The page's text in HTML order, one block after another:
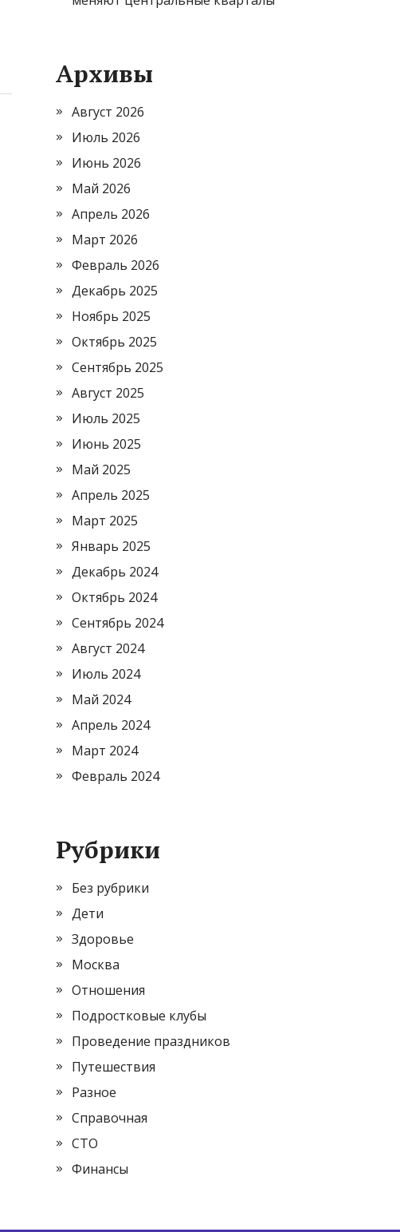
Архивы
Август 2026
Июль 2026
Июнь 2026
Май 2026
Апрель 2026
Март 2026
Февраль 2026
Декабрь 2025
Ноябрь 2025
Октябрь 2025
Сентябрь 2025
Август 2025
Июль 2025
Июнь 2025
Май 2025
Апрель 2025
Март 2025
Январь 2025
Декабрь 2024
Октябрь 2024
Сентябрь 2024
Август 2024
Июль 2024
Май 2024
Апрель 2024
Март 2024
Февраль 2024
Рубрики
Без рубрики
Дети
Здоровье
Москва
Отношения
Подростковые клубы
Проведение праздников
Путешествия
Разное
Справочная
СТО
Финансы